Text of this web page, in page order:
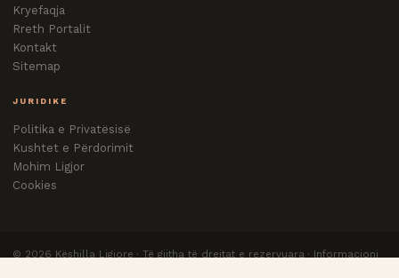
Kryefaqja
Rreth Portalit
Kontakt
Sitemap
JURIDIKE
Politika e Privatësisë
Kushtet e Përdorimit
Mohim Ligjor
Cookies
© 2026 Këshilla Ligjore · Të gjitha të drejtat e rezervuara · Informacioni